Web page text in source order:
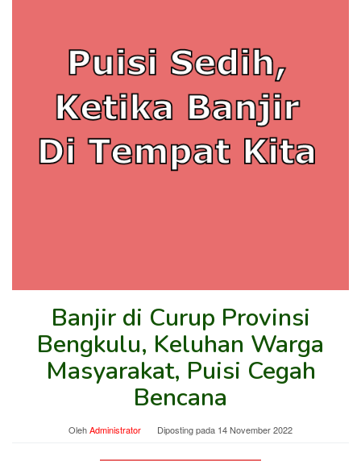
Banjir di Curup Provinsi
Bengkulu, Keluhan Warga
Masyarakat, Puisi Cegah
Bencana
OlehAdministrator Diposting pada 14 November 2022